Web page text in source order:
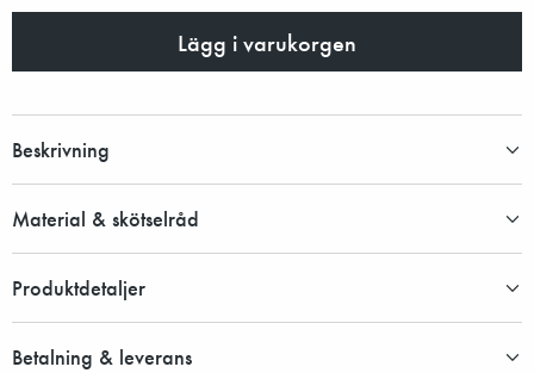
Lägg i varukorgen
Beskrivning
Material & skötselråd
Produktdetaljer
Betalning & leverans